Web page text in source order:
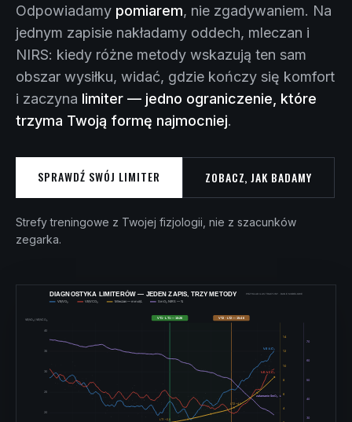
Odpowiadamy pomiarem, nie zgadywaniem. Na
jednym zapisie nakładamy oddech, mleczan i
NIRS: kiedy różne metody wskazują ten sam
obszar wysiłku, widać, gdzie kończy się komfort
i zaczyna limiter — jedno ograniczenie, które
trzyma Twoją formę najmocniej.
SPRAWDŹ SWÓJ LIMITER ZOBACZ, JAK BADAMY
Strefy treningowe z Twojej fizjologii, nie z szacunków
zegarka.